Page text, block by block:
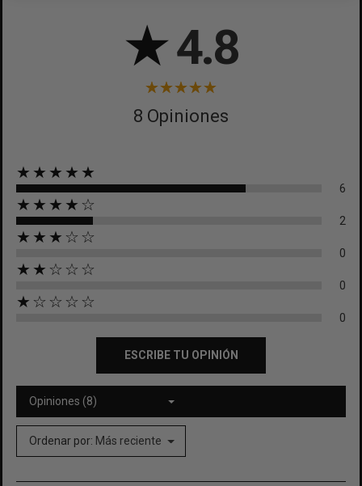
★4.8
8 Opiniones
★★★★★
6
★★★★☆
2
★★★☆☆
0
★★☆☆☆
0
★☆☆☆☆
0
ESCRIBE TU OPINIÓN
Opiniones (8)
Ordenar por: Más reciente